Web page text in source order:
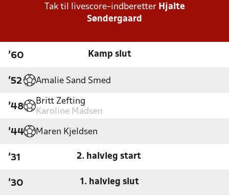
Tak til livescore-indberetter Hjalte
Søndergaard
'60 Kamp slut
'52 Amalie Sand Smed
'48
Britt Zefting
Karoline Madsen
'44 Maren Kjeldsen
'31 2. halvleg start
'30 1. halvleg slut